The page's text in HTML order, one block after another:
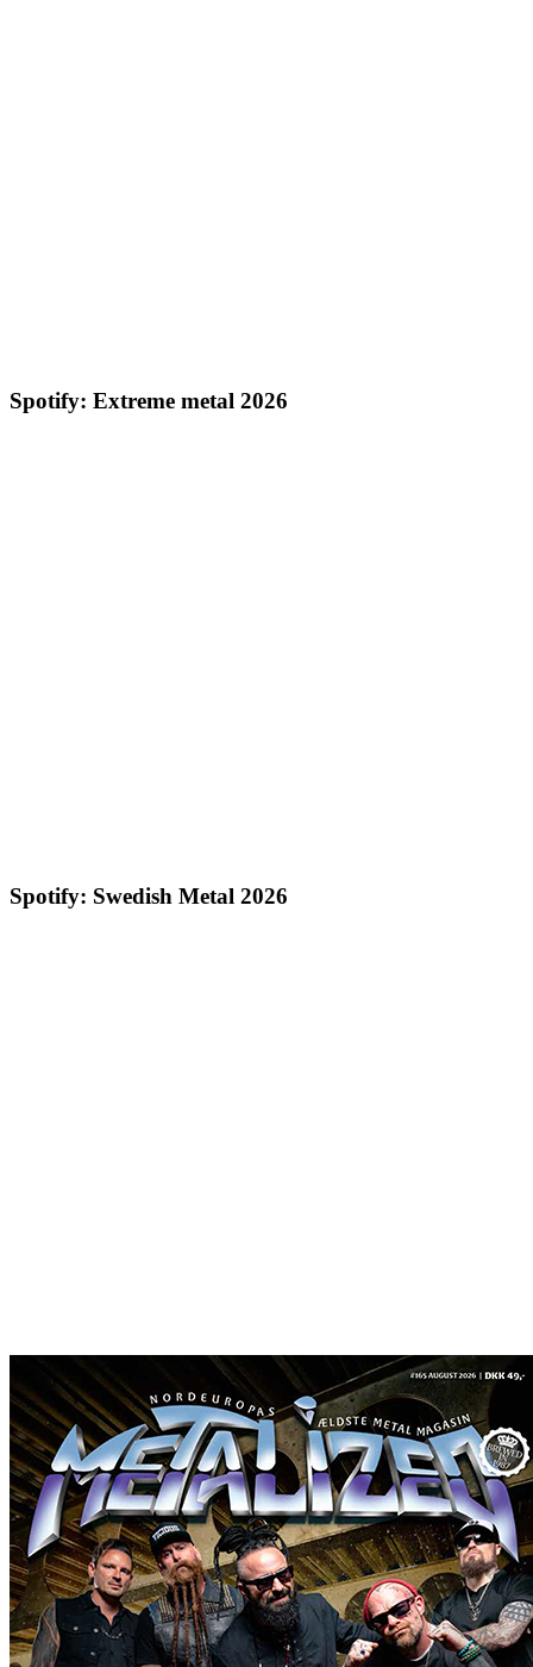
Spotify: Extreme metal 2026
Spotify: Swedish Metal 2026